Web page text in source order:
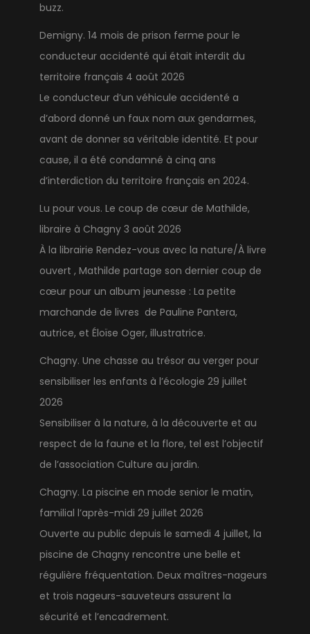
buzz.
Demigny. 14 mois de prison ferme pour le
conducteur accidenté qui était interdit du
territoire français 4 août 2026
Le conducteur d’un véhicule accidenté a
d’abord donné un faux nom aux gendarmes,
avant de donner sa véritable identité. Et pour
cause, il a été condamné à cinq ans
d’interdiction du territoire français en 2024.
Lu pour vous. Le coup de cœur de Mathilde,
libraire à Chagny 3 août 2026
À la librairie Rendez-vous avec la nature/À livre
ouvert , Mathilde partage son dernier coup de
cœur pour un album jeunesse : La petite
marchande de livres de Pauline Pantera,
autrice, et Éloïse Oger, illustratrice.
Chagny. Une chasse au trésor au verger pour
sensibiliser les enfants à l’écologie 29 juillet
2026
Sensibiliser à la nature, à la découverte et au
respect de la faune et la flore, tel est l’objectif
de l’association Culture au jardin.
Chagny. La piscine en mode senior le matin,
familial l’après-midi 29 juillet 2026
Ouverte au public depuis le samedi 4 juillet, la
piscine de Chagny rencontre une belle et
régulière fréquentation. Deux maîtres-nageurs
et trois nageurs-sauveteurs assurent la
sécurité et l’encadrement.